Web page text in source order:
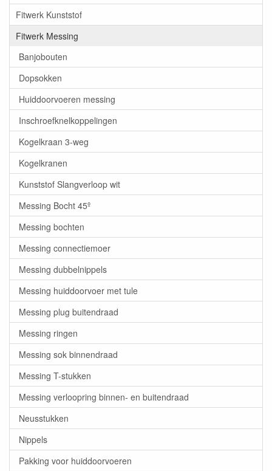
Fitwerk Kunststof
Fitwerk Messing
Banjobouten
Dopsokken
Huiddoorvoeren messing
Inschroefknelkoppelingen
Kogelkraan 3-weg
Kogelkranen
Kunststof Slangverloop wit
Messing Bocht 45º
Messing bochten
Messing connectiemoer
Messing dubbelnippels
Messing huiddoorvoer met tule
Messing plug buitendraad
Messing ringen
Messing sok binnendraad
Messing T-stukken
Messing verloopring binnen- en buitendraad
Neusstukken
Nippels
Pakking voor huiddoorvoeren